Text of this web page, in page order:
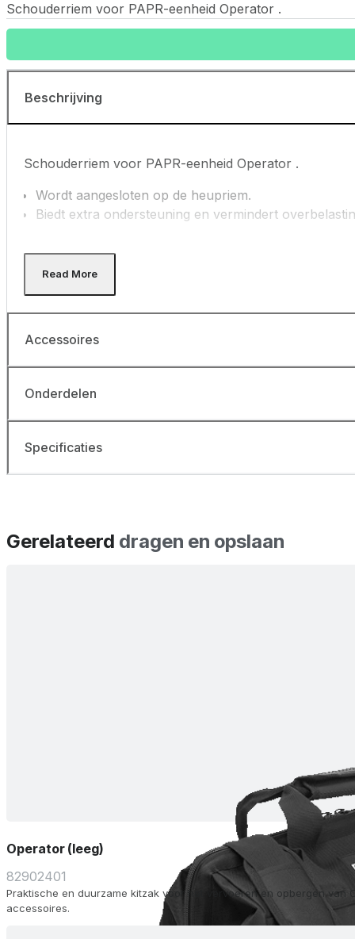
Schouderriem voor PAPR-eenheid Operator .
Beschrijving
Schouderriem voor PAPR-eenheid Operator .
Wordt aangesloten op de heupriem.
Biedt extra ondersteuning en vermindert
Accessoires
Onderdelen
Specificaties
Gerelateerd dragen en opslaan
Operator (leeg)
82902401
Praktische en duurzame kitzak voor het vervoeren en opbergen van
accessoires.